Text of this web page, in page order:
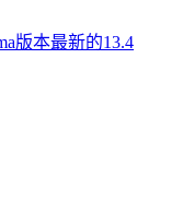
版本最新的13.4